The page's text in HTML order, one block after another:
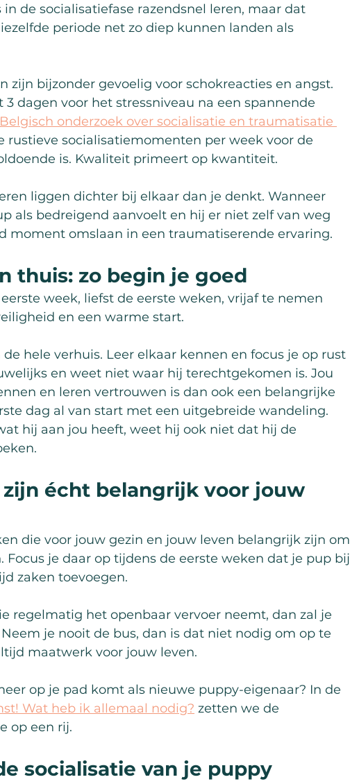
de socialisatiefase razendsnel leren, maar dat
periode net zo diep kunnen landen als
zijn bijzonder gevoelig voor schokreacties en angst.
dagen voor het stressniveau na een spannende
Belgisch onderzoek over socialisatie en traumatisatie
rustieve socialisatiemomenten per week voor de
is. Kwaliteit primeert op kwantiteit.
liggen dichter bij elkaar dan je denkt. Wanneer
als bedreigend aanvoelt en hij er niet zelf van weg
moment omslaan in een traumatiserende ervaring.
thuis: zo begin je goed
week, liefst de eerste weken, vrijaf te nemen
en een warme start.
hele verhuis. Leer elkaar kennen en focus je op rust
en weet niet waar hij terechtgekomen is. Jou
en leren vertrouwen is dan ook een belangrijke
dag al van start met een uitgebreide wandeling.
hij aan jou heeft, weet hij ook niet dat hij de
écht belangrijk voor jouw
die voor jouw gezin en jouw leven belangrijk zijn om
je daar op tijdens de eerste weken dat je pup bij
zaken toevoegen.
regelmatig het openbaar vervoer neemt, dan zal je
je nooit de bus, dan is dat niet nodig om op te
maatwerk voor jouw leven.
op je pad komt als nieuwe puppy-eigenaar? In de
Wat heb ik allemaal nodig? zetten we de
op een rij.
socialisatie van je puppy